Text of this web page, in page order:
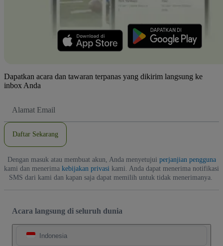
Dapatkan acara dan tawaran terpanas yang dikirim langsung ke
inbox Anda
Email
Daftar Sekarang
Dengan masuk atau membuat akun, Anda menyetujui perjanjian pengguna
kami dan menerima kebijakan privasi kami. Anda dapat menerima notifikasi
SMS dari kami dan kapan saja dapat memilih untuk tidak menerimanya.
Acara langsung di seluruh dunia
Indonesia